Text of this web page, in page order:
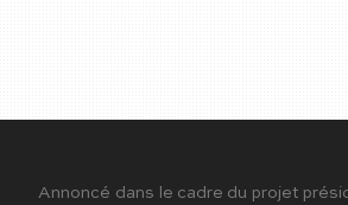
Annoncé dans le cadre du projet